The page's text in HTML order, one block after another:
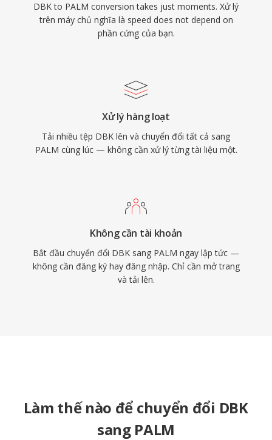
DBK to PALM conversion takes just moments. Xử lý
trên máy chủ nghĩa là speed does not depend on
phần cứng của bạn.
Xử lý hàng loạt
Tải nhiều tệp DBK lên và chuyển đổi tất cả sang
PALM cùng lúc — không cần xử lý từng tài liệu một.
Không cần tài khoản
Bắt đầu chuyển đổi DBK sang PALM ngay lập tức —
không cần đăng ký hay đăng nhập. Chỉ cần mở trang
và tải lên.
Làm thế nào để chuyển đổi DBK
sang PALM